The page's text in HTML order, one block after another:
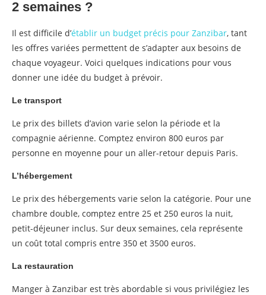
2 semaines ?
Il est difficile d’établir un budget précis pour Zanzibar, tant
les offres variées permettent de s’adapter aux besoins de
chaque voyageur. Voici quelques indications pour vous
donner une idée du budget à prévoir.
Le transport
Le prix des billets d’avion varie selon la période et la
compagnie aérienne. Comptez environ 800 euros par
personne en moyenne pour un aller-retour depuis Paris.
L’hébergement
Le prix des hébergements varie selon la catégorie. Pour une
chambre double, comptez entre 25 et 250 euros la nuit,
petit-déjeuner inclus. Sur deux semaines, cela représente
un coût total compris entre 350 et 3500 euros.
La restauration
Manger à Zanzibar est très abordable si vous privilégiez les